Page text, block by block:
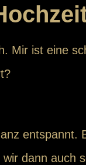
Mir ist eine
entspannt.
dann auch